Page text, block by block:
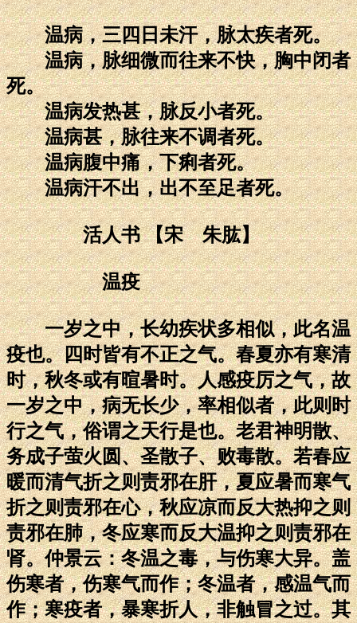
温病，三四日未汗，脉太疾者死。
温病，脉细微而往来不快，胸中闭者
死。
温病发热甚，脉反小者死。
温病甚，脉往来不调者死。
温病腹中痛，下痢者死。
温病汗不出，出不至足者死。
活人书 【宋 朱肱】
温疫
一岁之中，长幼疾状多相似，此名温
疫也。四时皆有不正之气。春夏亦有寒清
时，秋冬或有暄暑时。人感疫厉之气，故
一岁之中，病无长少，率相似者，此则时
行之气，俗谓之天行是也。老君神明散、
务成子萤火圆、圣散子、败毒散。若春应
暖而清气折之则责邪在肝，夏应暑而寒气
折之则责邪在心，秋应凉而反大热抑之则
责邪在肺，冬应寒而反大温抑之则责邪在
肾。仲景云：冬温之毒，与伤寒大异。盖
伤寒者，伤寒气而作；冬温者，感温气而
作；寒疫者，暴寒折人，非触冒之过。其